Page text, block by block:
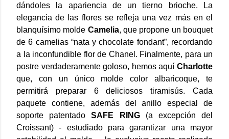
dándoles la apariencia de un tierno brioche. La
elegancia de las flores se refleja una vez más en el
blanquísimo molde Camelia, que propone un bouquet
de 6 camelias “nata y chocolate fondant”, recordando
a la inconfundible flor de Chanel. Finalmente, para un
postre verdaderamente goloso, hemos aquí Charlotte
que, con un único molde color albaricoque, te
permitirá preparar 6 deliciosos tiramisús. Cada
paquete contiene, además del anillo especial de
soporte patentadoSAFE RING(a excepción del
Croissant) - estudiado para garantizar una mayor